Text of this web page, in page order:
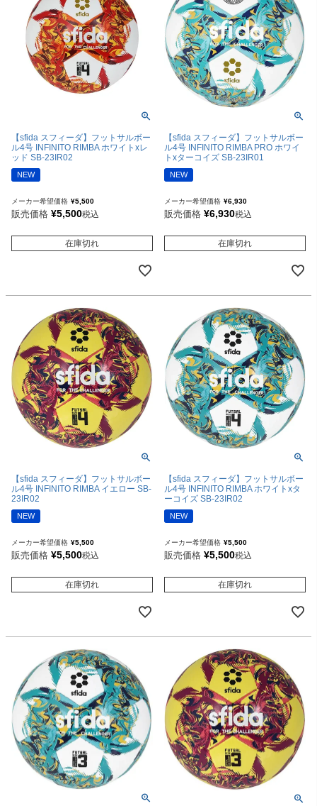
【sfida スフィーダ】フットサルボー
ル4号 INFINITO RIMBA ホワイトxレ
ッド SB-23IR02
NEW
メーカー希望価格 ¥5,500
販売価格 ¥5,500税込
在庫切れ
【sfida スフィーダ】フットサルボー
ル4号 INFINITO RIMBA PRO ホワイ
トxターコイズ SB-23IR01
NEW
メーカー希望価格 ¥6,930
販売価格 ¥6,930税込
在庫切れ
【sfida スフィーダ】フットサルボー
ル4号 INFINITO RIMBA イエロー SB-
23IR02
NEW
メーカー希望価格 ¥5,500
販売価格 ¥5,500税込
在庫切れ
【sfida スフィーダ】フットサルボー
ル4号 INFINITO RIMBA ホワイトxタ
ーコイズ SB-23IR02
NEW
メーカー希望価格 ¥5,500
販売価格 ¥5,500税込
在庫切れ